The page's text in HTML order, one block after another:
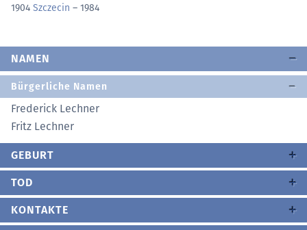
1904 Szczecin – 1984
NAMEN
Bürgerliche Namen
Frederick Lechner
Fritz Lechner
GEBURT
TOD
KONTAKTE